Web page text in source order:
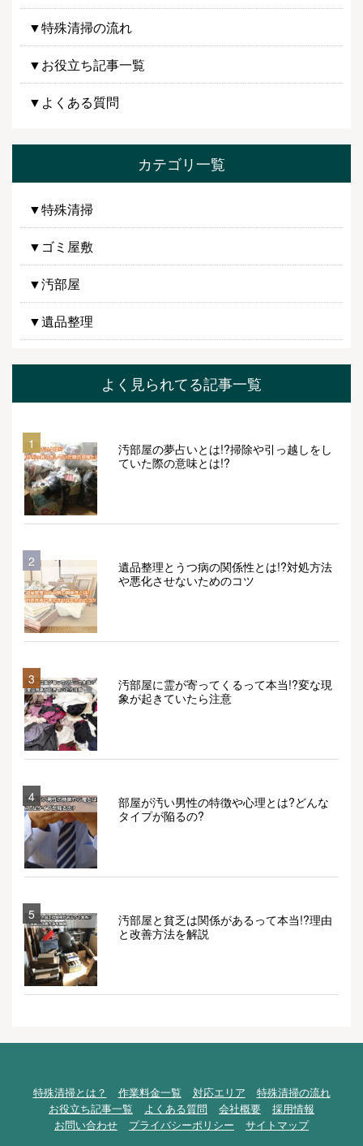
▼特殊清掃の流れ
▼お役立ち記事一覧
▼よくある質問
カテゴリ一覧
▼特殊清掃
▼ゴミ屋敷
▼汚部屋
▼遺品整理
よく見られてる記事一覧
1
汚部屋の夢占いとは!?掃除や引っ越しをし
ていた際の意味とは!?
2
遺品整理とうつ病の関係性とは!?対処方法
や悪化させないためのコツ
3
汚部屋に霊が寄ってくるって本当!?変な現
象が起きていたら注意
4
部屋が汚い男性の特徴や心理とは?どんな
タイプが陥るの?
5
汚部屋と貧乏は関係があるって本当!?理由
と改善方法を解説
特殊清掃とは？ 作業料金一覧 対応エリア
特殊清掃の流れ
お役立ち記事一覧
よくある質問 会社概要
採用情報
お問い合わせ
プライバシーポリシー サイトマップ